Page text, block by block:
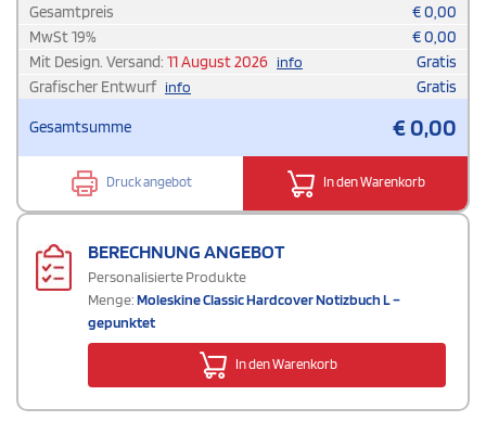
Gesamtpreis
€0,00
MwSt19% €0,00
Mit Design. Versand: 11 August 2026 info
Gratis
Grafischer Entwurf info Gratis
Gesamtsumme €0,00
Druck angebot In den Warenkorb
BERECHNUNG ANGEBOT
Personalisierte Produkte
Menge:Moleskine Classic Hardcover Notizbuch L –
gepunktet
In den Warenkorb